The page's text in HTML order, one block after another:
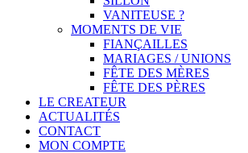
VANITEUSE ?
MOMENTS DE VIE
FIANÇAILLES
MARIAGES / UNIONS
FÊTE DES MÈRES
FÊTE DES PÈRES
LE CREATEUR
ACTUALITÉS
CONTACT
MON COMPTE